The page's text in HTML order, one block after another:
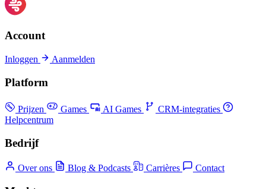
Account
Inloggen Aanmelden
Platform
Prijzen Games AI Games
CRM-integraties
Helpcentrum
Bedrijf
Over ons Blog & Podcasts Carrières Contact